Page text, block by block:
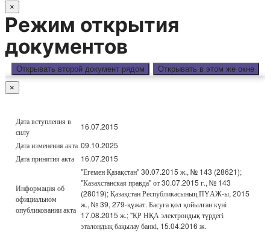
×
Режим открытия
документов
Открывать второй документ рядом Открывать в этом же окне
×
Дата вступления в
силу
16.07.2015
Дата изменения акта 09.10.2025
Дата принятия акта
16.07.2015
Информация об
официальном
опубликовании акта
"Егемен Қазақстан" 30.07.2015 ж., № 143 (28621);
"Казахстанская правда" от 30.07.2015 г., № 143
(28019); Қазақстан Республикасының ПҮАЖ-ы, 2015
ж., № 39, 279-құжат. Басуға қол қойылған күні
17.08.2015 ж.; "ҚР НҚА электрондық түрдегі
эталондық бақылау банкі, 15.04.2016 ж.